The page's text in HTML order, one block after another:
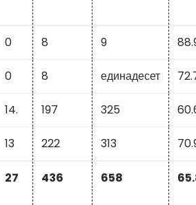
0 8 9
0 8 единадесет
14. 197 325
13 222 313
27 436 658